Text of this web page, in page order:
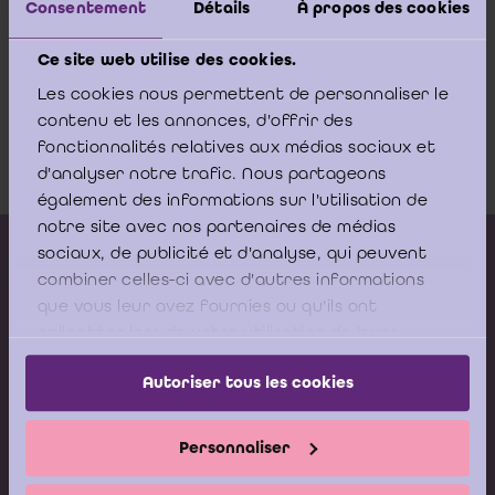
Consentement Détails À propos des cookies
Ce site web utilise des cookies.
Les cookies nous permettent de personnaliser le
contenu et les annonces, d'offrir des
fonctionnalités relatives aux médias sociaux et
d'analyser notre trafic. Nous partageons
également des informations sur l'utilisation de
notre site avec nos partenaires de médias
sociaux, de publicité et d'analyse, qui peuvent
combiner celles-ci avec d'autres informations
que vous leur avez fournies ou qu'ils ont
services.
Autoriser tous les cookies
Personnaliser
disciplinaire mi 2014-mi 2015
Analyse de la jurisprudence
disciplinaire mi 2014-mi 2015
Download
Kalender vorming
Modeldocumenten
Stel nu uw vraag aan de
Helpdesk van het ICCI